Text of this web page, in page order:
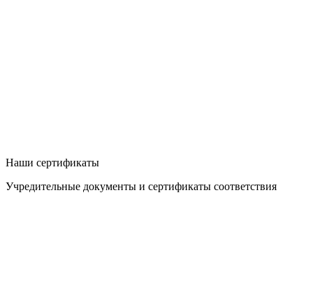
Наши сертификаты
Учредительные документы и сертификаты соответствия